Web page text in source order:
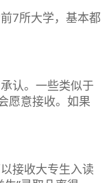
7所大学，基本都
认。一些类似于
愿意接收。如果
接收大专生入读